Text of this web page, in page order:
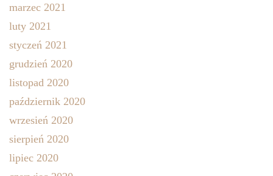
marzec 2021
luty 2021
styczeń 2021
grudzień 2020
listopad 2020
październik 2020
wrzesień 2020
sierpień 2020
lipiec 2020